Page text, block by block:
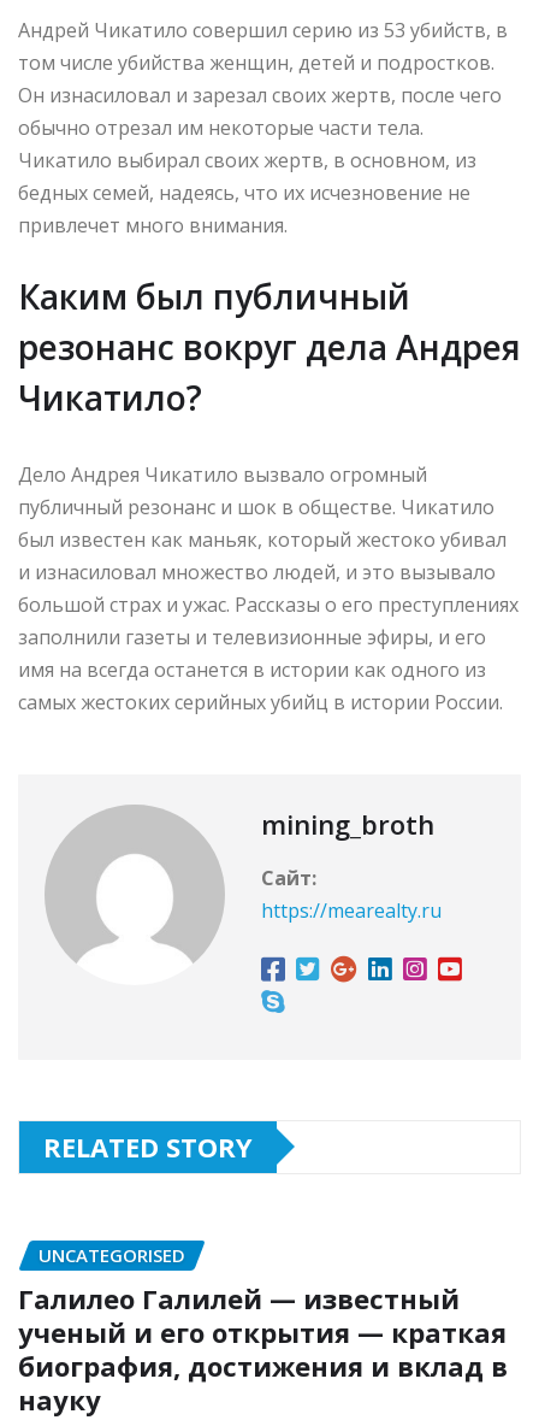
Андрей Чикатило совершил серию из 53 убийств, в
том числе убийства женщин, детей и подростков.
Он изнасиловал и зарезал своих жертв, после чего
обычно отрезал им некоторые части тела.
Чикатило выбирал своих жертв, в основном, из
бедных семей, надеясь, что их исчезновение не
привлечет много внимания.
Каким был публичный
резонанс вокруг дела Андрея
Чикатило?
Дело Андрея Чикатило вызвало огромный
публичный резонанс и шок в обществе. Чикатило
был известен как маньяк, который жестоко убивал
и изнасиловал множество людей, и это вызывало
большой страх и ужас. Рассказы о его преступлениях
заполнили газеты и телевизионные эфиры, и его
имя на всегда останется в истории как одного из
самых жестоких серийных убийц в истории России.
mining_broth
Сайт:
https://mearealty.ru
RELATED STORY
UNCATEGORISED
Галилео Галилей — известный
ученый и его открытия — краткая
биография, достижения и вклад в
науку